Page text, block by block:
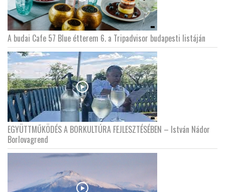
A budai Cafe 57 Blue étterem 6. a Tripadvisor budapesti listáján
EGYÜTTMŰKÖDÉS A BORKULTÚRA FEJLESZTÉSÉBEN – István Nádor
Borlovagrend